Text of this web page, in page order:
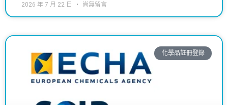
2026 年 7 月 22 日 尚無留言
化學品註冊登錄